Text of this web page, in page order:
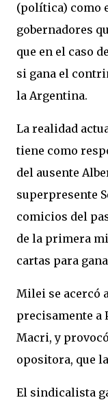
(política) como
gobernadores
que en el caso
si gana el
la Argentina.
La realidad
tiene como
del ausente
superpresente
comicios del
de la primera
cartas para
Milei se acercó
precisamente
Macri, y
opositora, que
El sindicalista